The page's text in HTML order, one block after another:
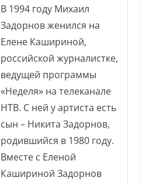
В 1994 году Михаил
Задорнов женился на
Елене Кашириной,
российской журналистке,
ведущей программы
«Неделя» на телеканале
НТВ. С ней у артиста есть
сын – Никита Задорнов,
родившийся в 1980 году.
Вместе с Еленой
Кашириной Задорнов